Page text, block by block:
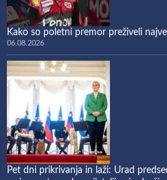
Kako so poletni premor preživeli
06.08.2026
Pet dni prikrivanja in laži: Urad